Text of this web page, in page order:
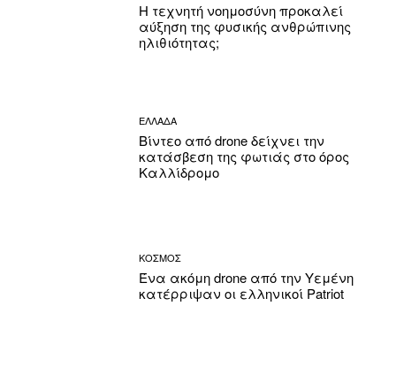
Η τεχνητή νοημοσύνη προκαλεί
αύξηση της φυσικής ανθρώπινης
ηλιθιότητας;
ΕΛΛΑΔΑ
Βίντεο από drone δείχνει την
κατάσβεση της φωτιάς στο όρος
Καλλίδρομο
ΚΟΣΜΟΣ
Ένα ακόμη drone από την Υεμένη
κατέρριψαν οι ελληνικοί Patriot